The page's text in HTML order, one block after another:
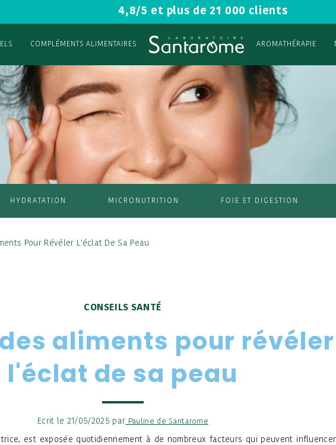
4,8/5 et plus de 21 000 clients
COMPLÉMENTS ALIMENTAIRES AROMATHÉRAPIE
HYDRATATION MICRONUTRITION FOIE ET DIGESTION
Pour Révéler L'éclat De Sa Peau
CONSEILS SANTÉ
des aliments pour révéler
l'éclat de sa peau
Ecrit le 21/05/2025 par Pauline de Santarome
est exposée quotidiennement à de nombreux facteurs qui peuvent